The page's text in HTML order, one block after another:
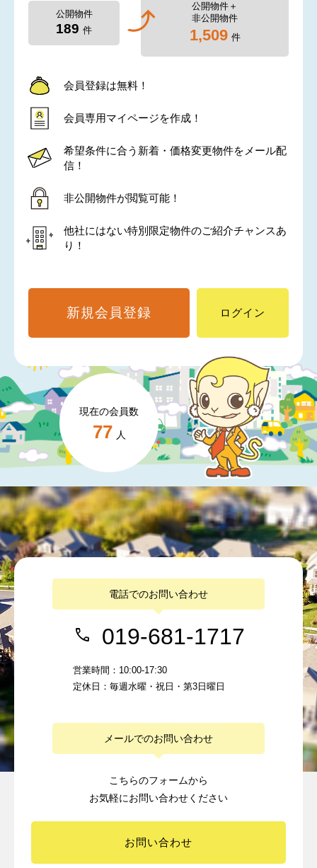
現在の会員数
77 人
公開物件
189 件
公開物件＋
非公開物件
1,509 件
会員登録は無料！
会員専用マイページを作成！
希望条件に合う新着・価格変更物件をメール配
信！
非公開物件が閲覧可能！
他社にはない特別限定物件のご紹介チャンスあ
り！
新規会員登録 ログイン
電話でのお問い合わせ
019-681-1717
営業時間：10:00-17:30
定休日：毎週水曜・祝日・第3日曜日
メールでのお問い合わせ
こちらのフォームから
お気軽にお問い合わせください
お問い合わせ